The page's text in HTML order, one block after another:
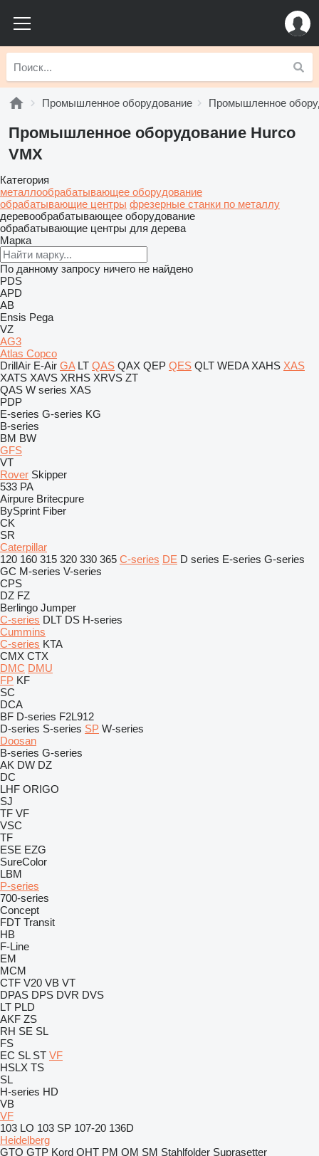
Промышленное оборудование Промышленное
Промышленное оборудование Hurco
VMX
Категория
металлообрабатывающее оборудование
обрабатывающие центры фрезерные станки по металлу
деревообрабатывающее оборудование
обрабатывающие центры для дерева
Марка
По данному запросу ничего не найдено
PDS
APD
AB
Ensis Pega
VZ
AG3
Atlas Copco
DrillAir E-Air GA LT QAS QAX QEP QES QLT WEDA XAHS XAS
XATS XAVS XRHS XRVS ZT
QAS W series XAS
PDP
E-series G-series KG
B-series
BM BW
GFS
VT
Rover Skipper
533 PA
Airpure Britecpure
BySprint Fiber
CK
SR
Caterpillar
120 160 315 320 330 365 C-series DE D series E-series G-series
GC M-series V-series
CPS
DZ FZ
Berlingo Jumper
C-series DLT DS H-series
Cummins
C-series KTA
CMX CTX
DMC DMU
FP KF
SC
DCA
BF D-series F2L912
D-series S-series SP W-series
Doosan
B-series G-series
AK DW DZ
DC
LHF ORIGO
SJ
TF VF
VSC
TF
ESE EZG
SureColor
LBM
P-series
700-series
Concept
FDT Transit
HB
F-Line
EM
MCM
CTF V20 VB VT
DPAS DPS DVR DVS
LT PLD
AKF ZS
RH SE SL
FS
EC SL ST VF
HSLX TS
SL
H-series HD
VB
VF
103 LO 103 SP 107-20 136D
Heidelberg
GTO GTP Kord OHT PM QM SM Stahlfolder Suprasetter